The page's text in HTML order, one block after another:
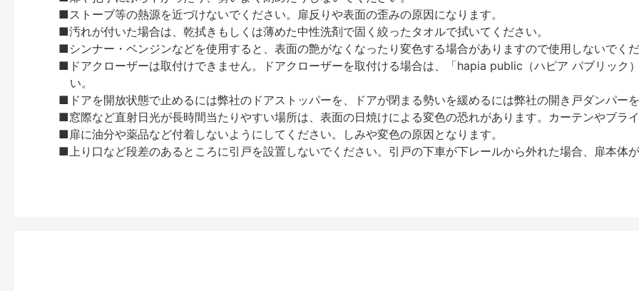
■ストーブ等の熱源を近づけないでください。扉反りや表面の歪みの原因になります。
■汚れが付いた場合は、乾拭きもしくは薄めた中性洗剤で固く絞ったタオルで拭いてください。
■シンナー・ベンジンなどを使用すると、表面の艶がなくなったり変色する場合がありますので使用しないでくだ
■ドアクローザーは取付けできません。ドアクローザーを取付ける場合は、「hapia public（ハピア パブリック
い。
■ドアを開放状態で止めるには弊社のドアストッパーを、ドアが閉まる勢いを緩めるには弊社の開き戸ダンパーを
■窓際など直射日光が長時間当たりやすい場所は、表面の日焼けによる変色の恐れがあります。カーテンやブラ
■扉に油分や薬品など付着しないようにしてください。しみや変色の原因となります。
■上り口など段差のあるところに引戸を設置しないでください。引戸の下車が下レールから外れた場合、扉本体